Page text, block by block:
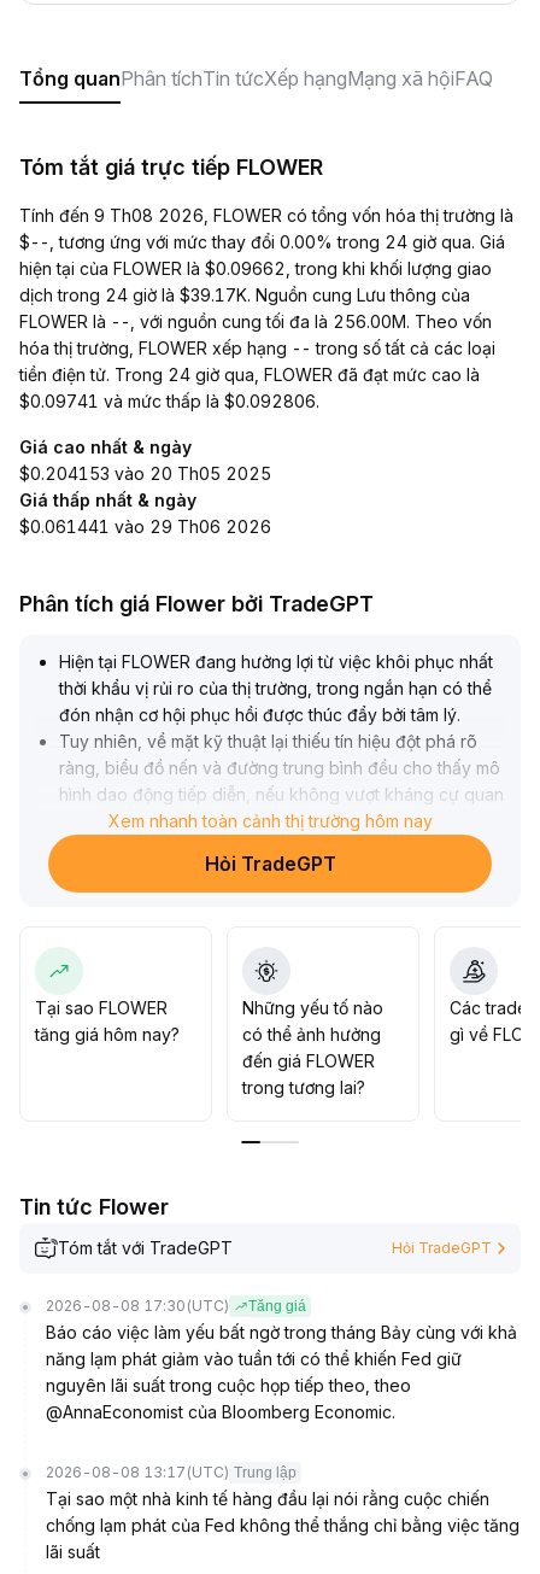
Tổng quanPhân tíchTin tứcXếp hạngMạng xã hộiFAQ
Tóm tắt giá trực tiếp FLOWER
Tính đến 9 Th08 2026, FLOWER có tổng vốn hóa thị trường là
$--, tương ứng với mức thay đổi 0.00% trong 24 giờ qua. Giá
hiện tại của FLOWER là $0.09662, trong khi khối lượng giao
dịch trong 24 giờ là $39.17K. Nguồn cung Lưu thông của
FLOWER là --, với nguồn cung tối đa là 256.00M. Theo vốn
hóa thị trường, FLOWER xếp hạng -- trong số tất cả các loại
tiền điện tử. Trong 24 giờ qua, FLOWER đã đạt mức cao là
$0.09741 và mức thấp là $0.092806.
Giá cao nhất & ngày
$0.204153 vào 20 Th05 2025
Giá thấp nhất & ngày
$0.061441 vào 29 Th06 2026
Phân tích giá Flower bởi TradeGPT
Hiện tại FLOWER đang hưởng lợi từ việc khôi phục nhất
thời khẩu vị rủi ro của thị trường, trong ngắn hạn có thể
đón nhận cơ hội phục hồi được thúc đẩy bởi tâm lý.
Tuy nhiên, về mặt kỹ thuật lại thiếu tín hiệu đột phá rõ
ràng, biểu đồ nến và đường trung bình đều cho thấy mô
hình dao động tiếp diễn, nếu không vượt kháng cự quan
trọng với khối lượng lớn, xu hướng giá vẫn chủ yếu dao
động trong biên độ nhất định
Khuyến nghị nhà đầu tư ngắn hạn cần theo dõi sát diễn
Ở góc độ trung-dài hạn, nền tảng cơ bản của dự án vẫn
chưa có tiến triển thực chất, nhà đầu tư dài hạn nên tăng
cường phân bổ đa dạng và quản trị rủi ro, kiên nhẫn chờ
đợi xác nhận xu hướng nhờ sự cải thiện sau này của các
yếu tố cơ bản và dữ liệu on-chain.
Xem nhanh toàn cảnh thị trường hôm nay
Hỏi TradeGPT
Tại sao FLOWER
tăng giá hôm nay?
Những yếu tố nào
có thể ảnh hưởng
đến giá FLOWER
trong tương lai?
Các trader
gì về
Tin tức Flower
Tóm tắt với TradeGPT Hỏi TradeGPT
2026-08-08 17:30 (UTC) Tăng giá
Báo cáo việc làm yếu bất ngờ trong tháng Bảy cùng với khả
năng lạm phát giảm vào tuần tới có thể khiến Fed giữ
nguyên lãi suất trong cuộc họp tiếp theo, theo
@AnnaEconomist của Bloomberg Economic.
2026-08-08 13:17 (UTC) Trung lập
Tại sao một nhà kinh tế hàng đầu lại nói rằng cuộc chiến
chống lạm phát của Fed không thể thắng chỉ bằng việc tăng
lãi suất